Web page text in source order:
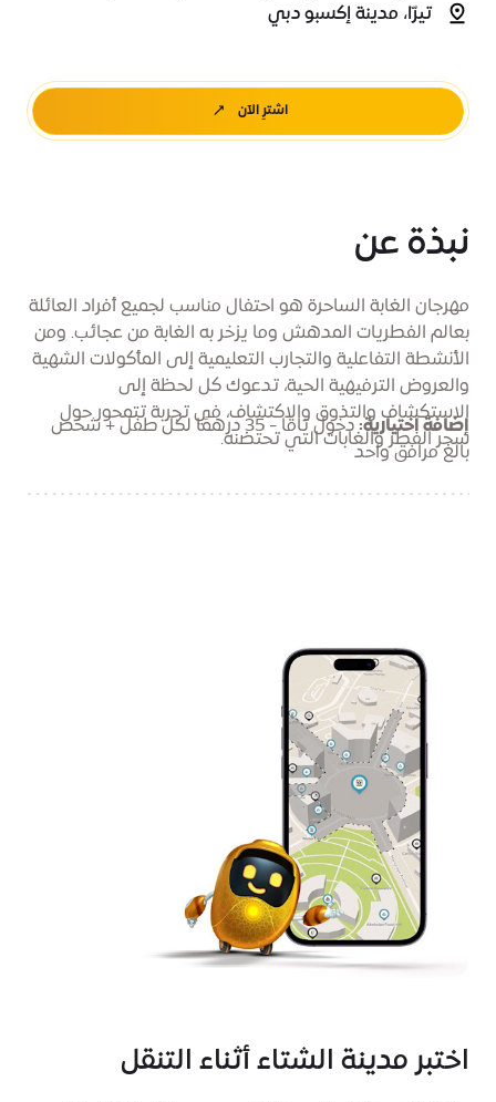
تيرّا، مدينة إكسبو دبي
اشترِ الآن
نبذة عن
مهرجان الغابة الساحرة هو احتفال مناسب لجميع أفراد العائلة
بعالم الفطريات المدهش وما يزخر به الغابة من عجائب. ومن
الأنشطة التفاعلية والتجارب التعليمية إلى المأكولات الشهية
والعروض الترفيهية الحية، تدعوك كل لحظة إلى
الاستكشاف والتذوق والاكتشاف، في تجربة تتمحور حول
سحر الفطر والغابات التي تحتضنه.
إضافة اختيارية:
دخول تاقا - 35 درهمًا لكل طفل + شخص
بالغ مرافق واحد
اختبر مدينة الشتاء أثناء التنقل